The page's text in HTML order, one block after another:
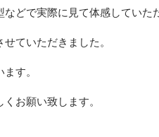
どで実際に見て体感していた
ていただきました。
す。
お願い致します。